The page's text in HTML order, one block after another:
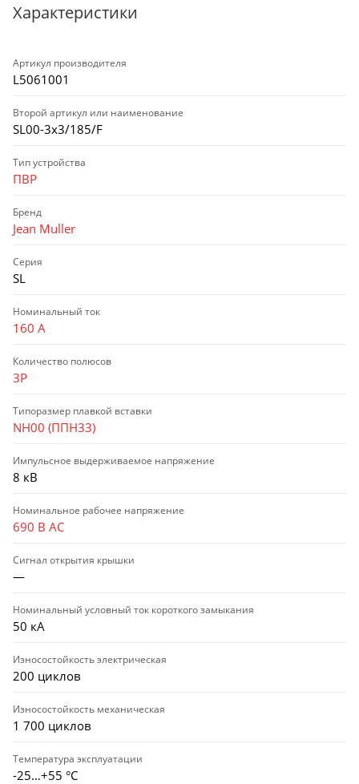
Характеристики
Артикул производителя
L5061001
Второй артикул или наименование
SL00-3x3/185/F
Тип устройства
ПВР
Бренд
Jean Muller
Серия
SL
Номинальный ток
160 А
Количество полюсов
3P
Типоразмер плавкой вставки
NH00 (ППН33)
Импульсное выдерживаемое напряжение
8 кВ
Номинальное рабочее напряжение
690 В AC
Сигнал открытия крышки
—
Номинальный условный ток короткого замыкания
50 кА
Износостойкость электрическая
200 циклов
Износостойкость механическая
1 700 циклов
Температура эксплуатации
-25…+55 °С